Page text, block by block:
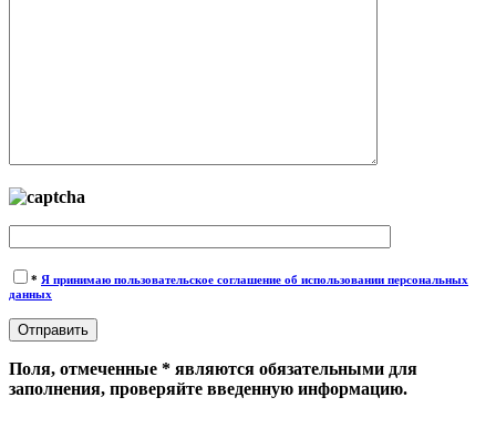
* Я принимаю пользовательское соглашение об использовании персональных
данных
Поля, отмеченные * являются обязательными для
заполнения, проверяйте введенную информацию.